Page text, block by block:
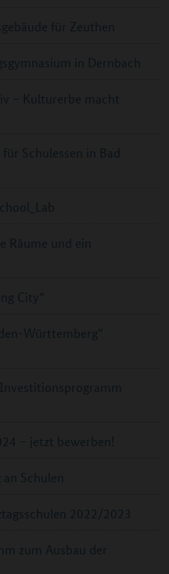
für Zeuthen
in Dernbach
– Kulturerbe macht
Schulessen in Bad
Räume und ein
City“
Württemberg“
– jetzt bewerben!
Schulen
2022/2023
zum Ausbau der